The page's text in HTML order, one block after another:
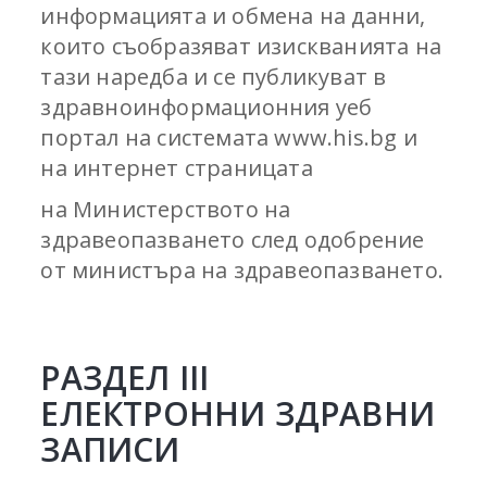
информацията и обмена на данни,
които съобразяват изискванията на
тази наредба и се публикуват в
здравноинформационния уеб
портал на системата www.his.bg и
на интернет страницата
на Министерството на
здравеопазването след одобрение
от министъра на здравеопазването.
РАЗДЕЛ III
ЕЛЕКТРОННИ ЗДРАВНИ
ЗАПИСИ